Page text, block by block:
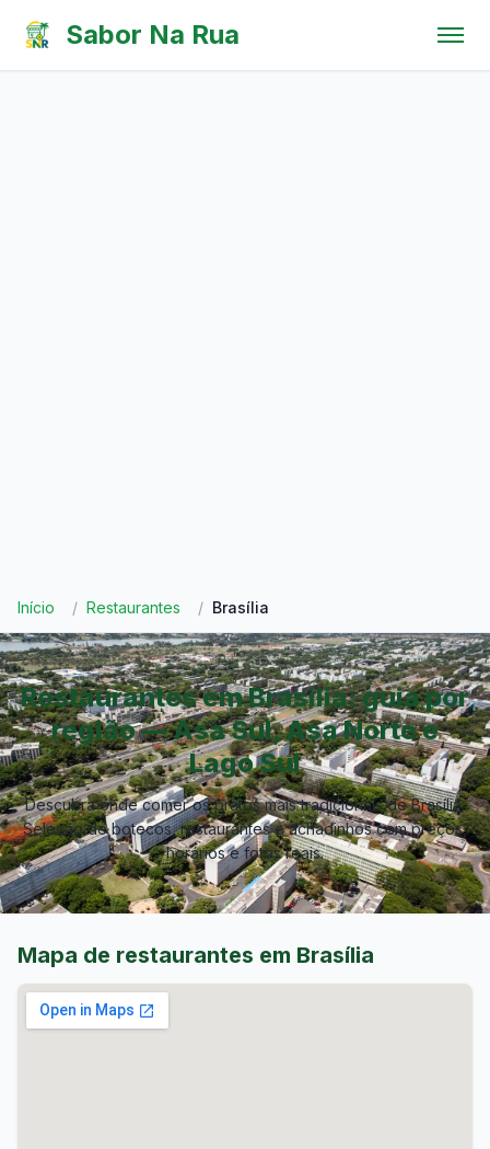
Sabor Na Rua
Início / Restaurantes / Brasília
Restaurantes em Brasília: guia por
região — Asa Sul, Asa Norte e
Lago Sul
Descubra onde comer os pratos mais tradicionais deBrasília.
Seleção de botecos, restaurantes e achadinhos com preços,
horários e fotos reais.
Mapa de restaurantes em Brasília